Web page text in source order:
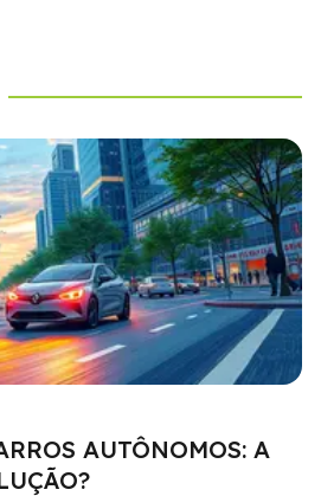
AUTÔNOMOS: A